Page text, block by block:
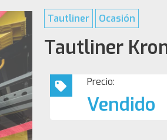
Tautliner Ocasión
Tautliner
Precio:
Vendido